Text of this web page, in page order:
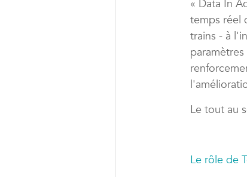
« Data In
temps réel
trains - à
Le tout au
Le rôle de